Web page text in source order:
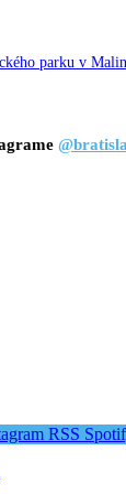
parku v
RSS